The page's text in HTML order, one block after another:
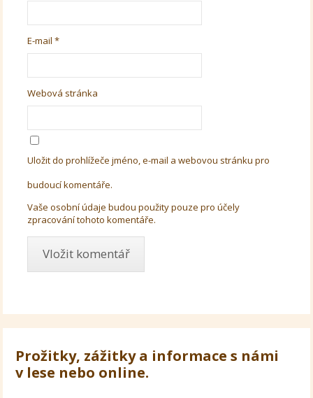
E-mail*
Webová stránka
Uložit do prohlížeče jméno, e-mail a webovou stránku pro
budoucí komentáře.
Vaše osobní údaje budou použity pouze pro účely
zpracování tohoto komentáře.
Prožitky, zážitky a informace s námi
v lese nebo online.